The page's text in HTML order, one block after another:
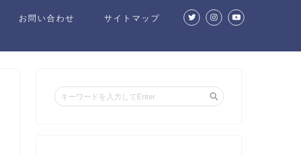
お問い合わせ サイトマップ